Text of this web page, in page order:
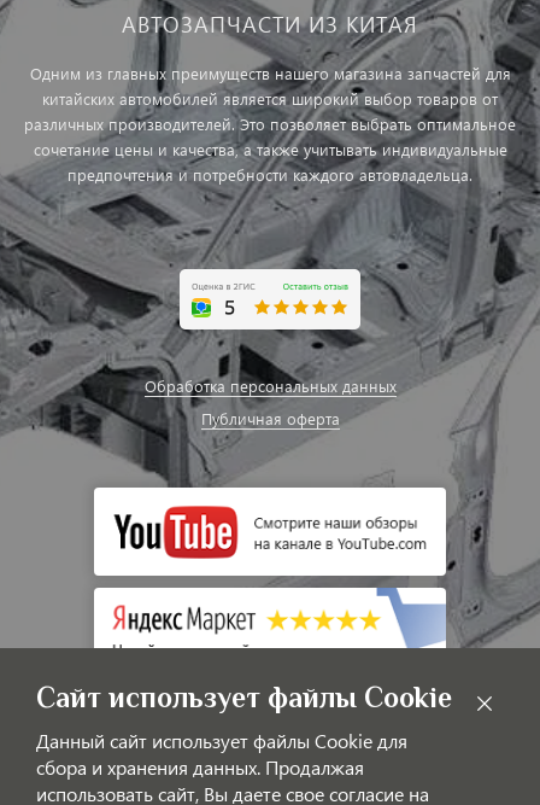
АВТОЗАПЧАСТИ ИЗ КИТАЯ
Одним из главных преимуществ нашего магазина запчастей для
китайских автомобилей является широкий выбор товаров от
различных производителей. Это позволяет выбрать оптимальное
сочетание цены и качества, а также учитывать индивидуальные
предпочтения и потребности каждого автовладельца.
Обработка персональных данных
Публичная оферта
Сайт использует файлы Cookie
Данный сайт использует файлы Cookie для
сбора и хранения данных. Продалжая
использовать сайт, Вы даете свое согласие на